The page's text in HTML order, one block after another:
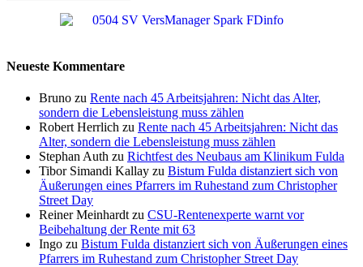
Neueste Kommentare
Bruno zu Rente nach 45 Arbeitsjahren: Nicht das Alter,
sondern die Lebensleistung muss zählen
Robert Herrlich zu Rente nach 45 Arbeitsjahren: Nicht das
Alter, sondern die Lebensleistung muss zählen
Stephan Auth zu Richtfest des Neubaus am Klinikum Fulda
Tibor Simandi Kallay zu Bistum Fulda distanziert sich von
Äußerungen eines Pfarrers im Ruhestand zum Christopher
Street Day
Reiner Meinhardt zu CSU-Rentenexperte warnt vor
Beibehaltung der Rente mit 63
Ingo zu Bistum Fulda distanziert sich von Äußerungen eines
Pfarrers im Ruhestand zum Christopher Street Day